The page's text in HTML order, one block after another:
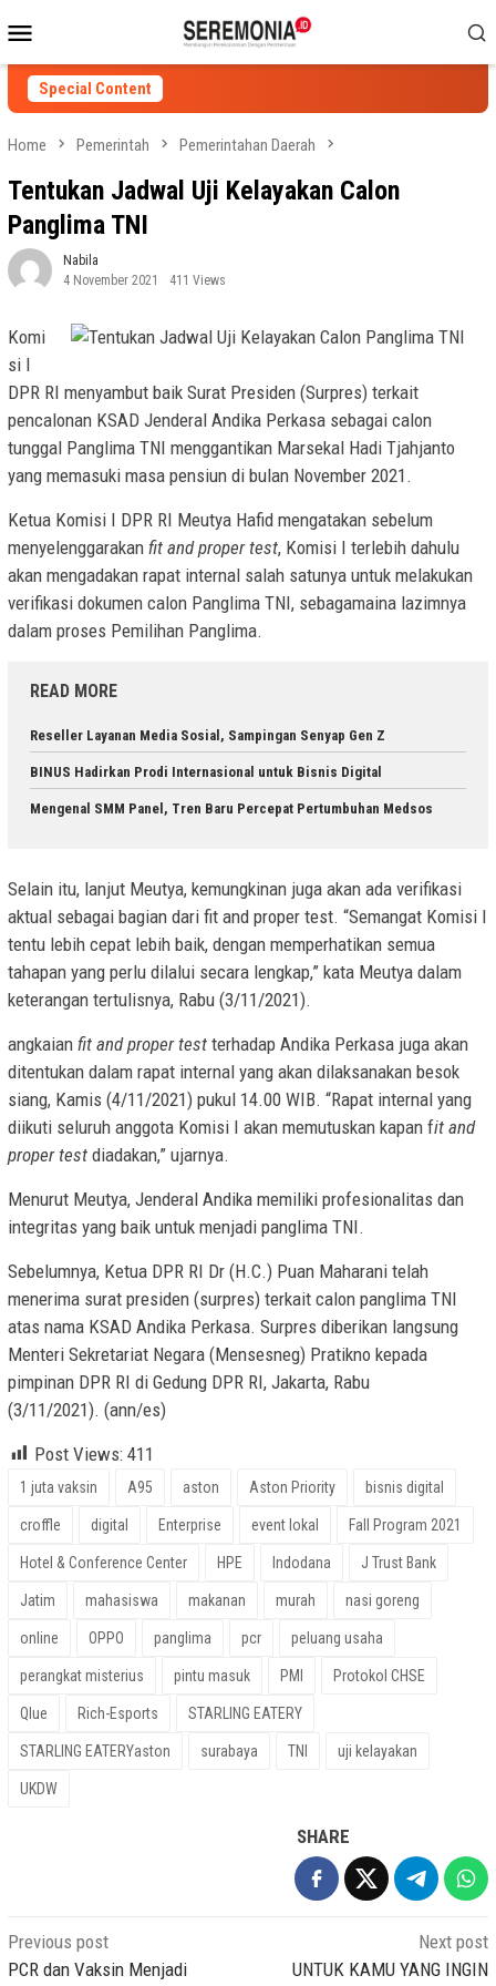
to
contentMenu
Special Content
Home Pemerintah Pemerintahan Daerah
Tentukan Jadwal Uji Kelayakan Calon
Panglima TNI
Nabila
4 November 2021
411 Views
Komi
si I
DPR RI menyambut baik Surat Presiden (Surpres) terkait
pencalonan KSAD Jenderal Andika Perkasa sebagai calon
tunggal Panglima TNI menggantikan Marsekal Hadi Tjahjanto
yang memasuki masa pensiun di bulan November 2021.
Ketua Komisi I DPR RI Meutya Hafid mengatakan sebelum
menyelenggarakan fit and proper test, Komisi I terlebih dahulu
akan mengadakan rapat internal salah satunya untuk melakukan
verifikasi dokumen calon Panglima TNI, sebagamaina lazimnya
dalam proses Pemilihan Panglima.
READ MORE
Reseller Layanan Media Sosial, Sampingan Senyap Gen Z
BINUS Hadirkan Prodi Internasional untuk Bisnis Digital
Mengenal SMM Panel, Tren Baru Percepat Pertumbuhan Medsos
Selain itu, lanjut Meutya, kemungkinan juga akan ada verifikasi
aktual sebagai bagian dari fit and proper test. “Semangat Komisi I
tentu lebih cepat lebih baik, dengan memperhatikan semua
tahapan yang perlu dilalui secara lengkap,” kata Meutya dalam
keterangan tertulisnya, Rabu (3/11/2021).
angkaian fit and proper test terhadap Andika Perkasa juga akan
ditentukan dalam rapat internal yang akan dilaksanakan besok
siang, Kamis (4/11/2021) pukul 14.00 WIB. “Rapat internal yang
diikuti seluruh anggota Komisi I akan memutuskan kapan fit and
proper test diadakan,” ujarnya.
Menurut Meutya, Jenderal Andika memiliki profesionalitas dan
integritas yang baik untuk menjadi panglima TNI.
Sebelumnya, Ketua DPR RI Dr (H.C.) Puan Maharani telah
menerima surat presiden (surpres) terkait calon panglima TNI
atas nama KSAD Andika Perkasa. Surpres diberikan langsung
Menteri Sekretariat Negara (Mensesneg) Pratikno kepada
pimpinan DPR RI di Gedung DPR RI, Jakarta, Rabu
(3/11/2021). (ann/es)
Post Views: 411
1 juta vaksin A95 aston Aston Priority bisnis digital
croffle digital Enterprise event lokal Fall Program 2021
Hotel & Conference Center HPE Indodana J Trust Bank
Jatim mahasiswa makanan murah nasi goreng
online OPPO panglima pcr peluang usaha
perangkat misterius pintu masuk PMI Protokol CHSE
Qlue Rich-Esports STARLING EATERY
STARLING EATERYaston surabaya TNI uji kelayakan
UKDW
SHARE
Post
navigation
Previous post
PCR dan Vaksin Menjadi
Next post
UNTUK KAMU YANG INGIN